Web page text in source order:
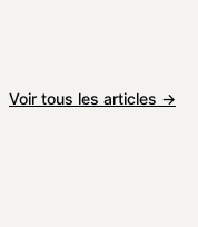
Voir tous les articles →